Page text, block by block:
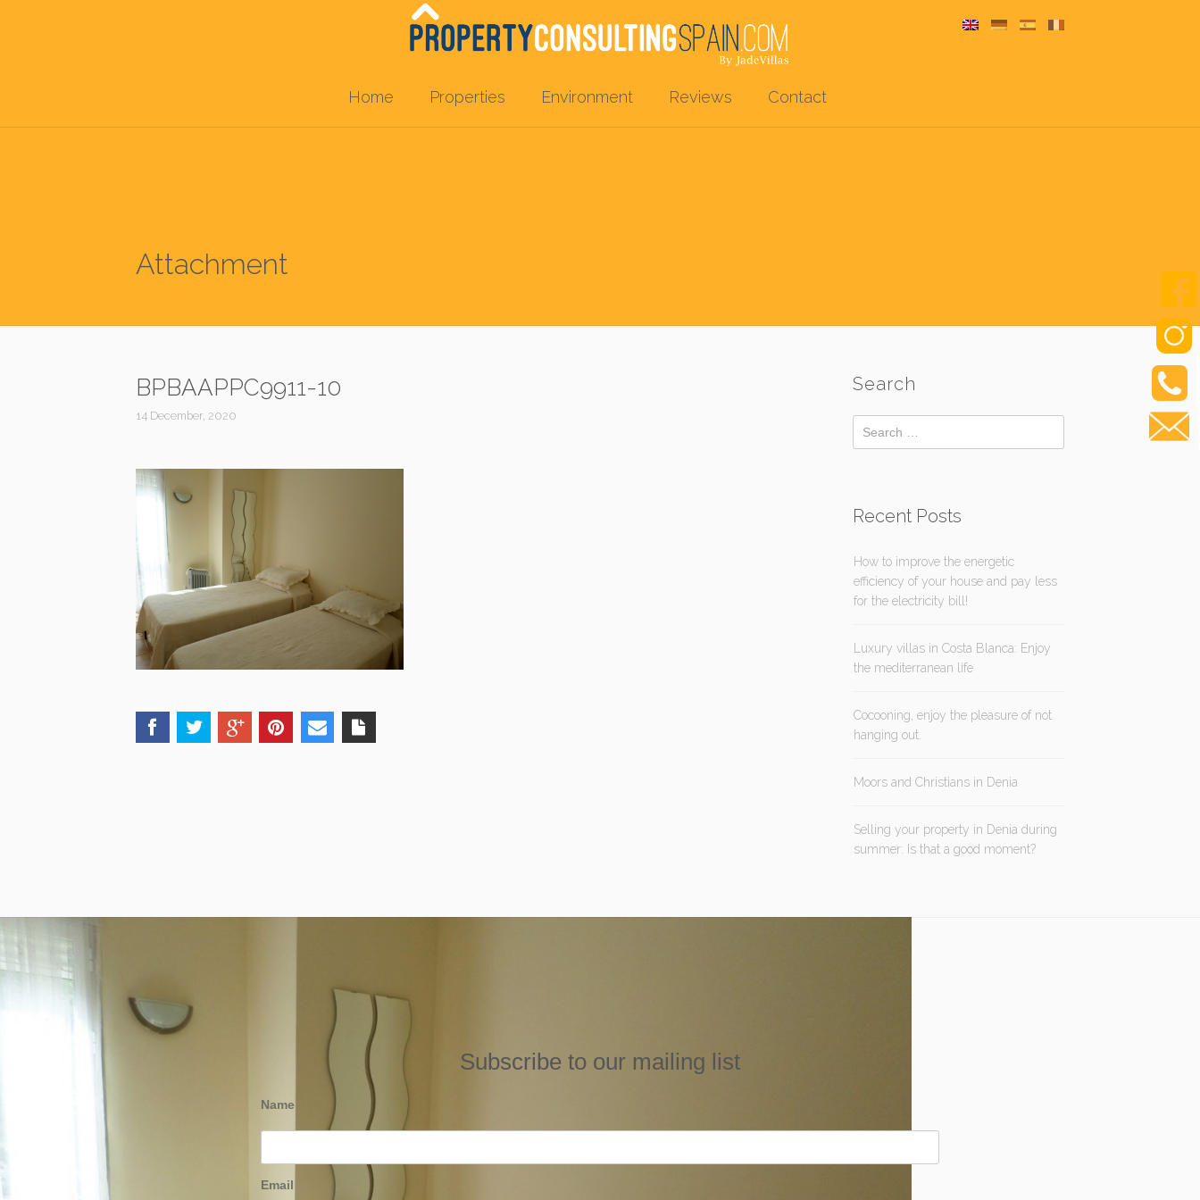
Home Properties Environment Reviews Contact
Attachment
BPBAAPPC9911-10
14 December, 2020
Search
Recent Posts
How to improve the energetic
efficiency of your house and pay less
for the electricity bill!
Luxury villas in Costa Blanca: Enjoy
the mediterranean life
Cocooning, enjoy the pleasure of not
hanging out.
Moors and Christians in Denia
Selling your property in Denia during
summer: Is that a good moment?
Subscribe to our mailing list
Name
Email